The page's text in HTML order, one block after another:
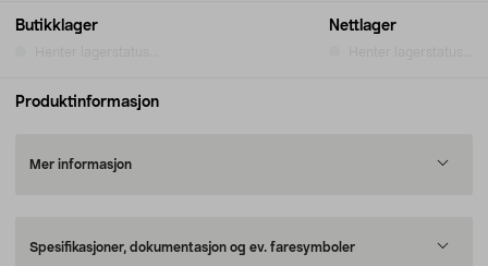
Butikklager Nettlager
Produktinformasjon
Mer informasjon
Spesifikasjoner, dokumentasjon og ev. faresymboler